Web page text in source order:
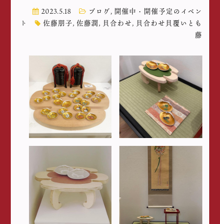
2023.5.18 ブログ, 開催中・開催予定のイベン
ト
佐藤朋子, 佐藤潤, 貝合わせ, 貝合わせ貝覆いとも
藤